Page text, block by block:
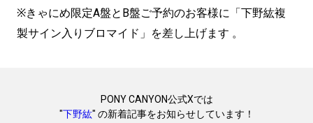
※きゃにめ限定A盤とB盤ご予約のお客様に「下野紘複
製サイン入りブロマイド」を差し上げます 。
PONY CANYON公式Xでは
"下野紘" の新着記事をお知らせしています！